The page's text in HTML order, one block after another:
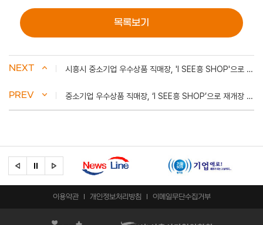
목록보기
NEXT 시흥시 중소기업 우수상품 직매장, 'I SEE흥 SHOP'으로 재개장 - 국제뉴스
PREV 중소기업 우수상품 직매장, ‘I SEE흥 SHOP’으로 재개장 - 이뉴스투데이
이용약관 개인정보처리방침 이메일무단수집거부